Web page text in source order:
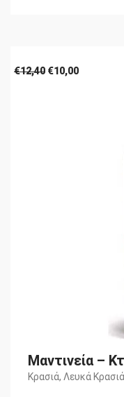
€12,40 Original
€10,00Η
Μαντινεία –
Κρασιά, Λευκά Κρασιά